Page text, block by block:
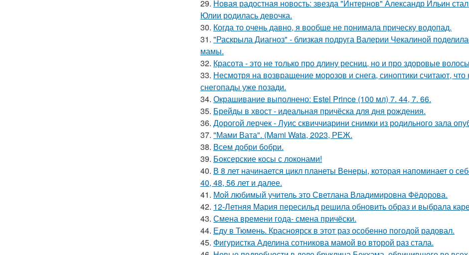
29. Новая радостная новость: звезда "Интернов" Александр Ильин
Юлии родилась девочка.
30. Когда то очень давно, я вообще не понимала прическу водопад.
31. "Раскрыла Диагноз" - близкая подруга Валерии Чекалиной
мамы.
32. Красота - это не только про длину ресниц, но и про здоровые
33. Несмотря на возвращение морозов и снега, синоптики считают,
снегопады уже позади.
34. Окрашивание выполнено: Estel Prince (100 мл) 7. 44, 7. 66.
35. Брейды в хвост - идеальная причёска для дня рождения.
36. Дорогой лерчек - Луис сквиччиарини снимки из родильного зала
37. "Мами Вата". (Mami Wata, 2023, РЕЖ.
38. Всем добри бобри.
39. Боксерские косы с локонами!
40. В 8 лет начинается цикл планеты Венеры, которая напоминает о
40, 48, 56 лет и далее.
41. Мой любимый учитель это Светлана Владимировна Фёдорова.
42. 12-Летняя Мария пересильд решила обновить образ и выбрала
43. Смена времени года- смена причёски.
44. Еду в Тюмень. Красноярск в этот раз особенно погодой радовал.
45. Фигуристка Аделина сотникова мамой во второй раз стала.